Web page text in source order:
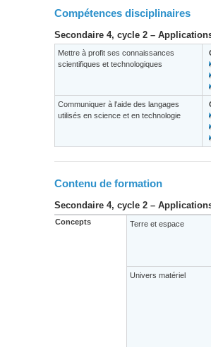
Compétences disciplinaires
Secondaire 4, cycle 2 –
Mettre à profit ses connaissances
scientifiques et technologiques
Communiquer à l'aide des langages
utilisés en science et en technologie
Contenu de formation
Secondaire 4, cycle 2 –
Concepts Terre et espace
Univers matériel